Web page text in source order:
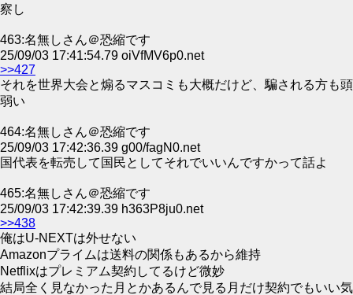
察し
463:名無しさん＠恐縮です
25/09/03 17:41:54.79 oiVfMV6p0.net
>>427
それを世界大会と煽るマスコミも大概だけど、騙される方も頭
弱い
464:名無しさん＠恐縮です
25/09/03 17:42:36.39 g00/fagN0.net
国代表を転売して国民としてそれでいいんですかって話よ
465:名無しさん＠恐縮です
25/09/03 17:42:39.39 h363P8ju0.net
>>438
俺はU-NEXTは外せない
Amazonプライムは送料の関係もあるから維持
Netflixはプレミアム契約してるけど微妙
結局全く見なかった月とかあるんで見る月だけ契約でもいい気